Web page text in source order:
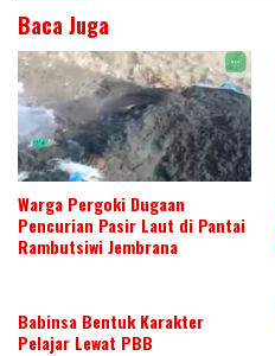
Baca Juga
Warga Pergoki Dugaan
Pencurian Pasir Laut di Pantai
Rambutsiwi Jembrana
Babinsa Bentuk Karakter
Pelajar Lewat PBB